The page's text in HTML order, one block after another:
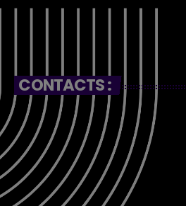
CONTACTS :